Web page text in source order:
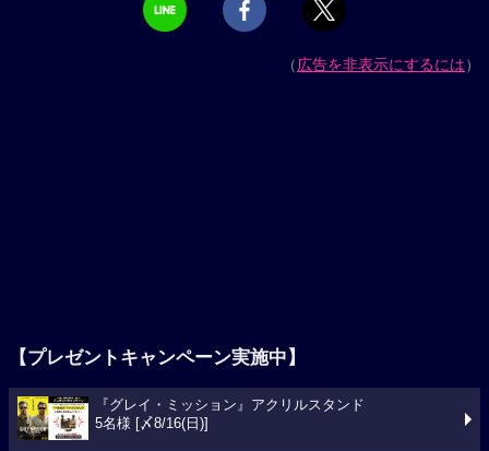
（広告を非表示にするには）
【プレゼントキャンペーン実施中】
『グレイ・ミッション』アクリルスタンド
5名様 [〆8/16(日)]